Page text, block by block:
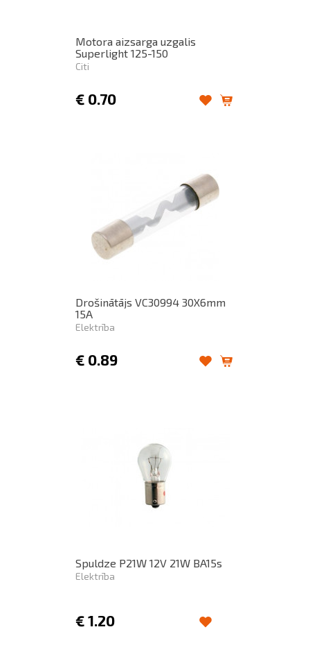
Motora aizsarga uzgalis
Superlight 125-150
Citi
€ 0.70
Drošinātājs VC30994 30X6mm
15A
Elektrība
€ 0.89
Spuldze P21W 12V 21W BA15s
Elektrība
€ 1.20